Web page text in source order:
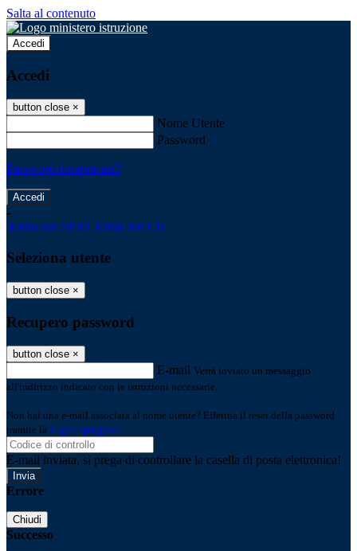
Salta al contenuto
Accedi
Accedi
button close ×
Nome Utente
Password
Password dimenticata?
-
Entra con SPID Entra con CIE
Seleziona utente
button close ×
Recupero password
button close ×
E-mail Verrà inviato un messaggio
all'indirizzo indicato con le istruzioni necessarie.
Non hai una e-mail associata al nome utente? Effettua il reset della password
tramite la Login Spaggiari
E-mail inviata, si prega di controllare la casella di posta elettronica!
Errore
Chiudi
Successo